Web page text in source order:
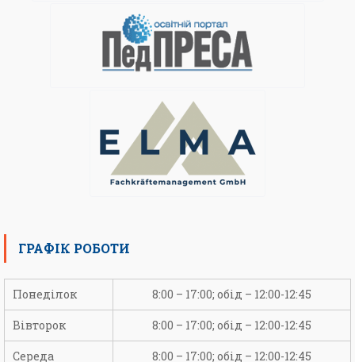
ГРАФІК РОБОТИ
Понеділок 8:00 – 17:00; обід – 12:00-12:45
Вівторок 8:00 – 17:00; обід – 12:00-12:45
Середа 8:00 – 17:00; обід – 12:00-12:45